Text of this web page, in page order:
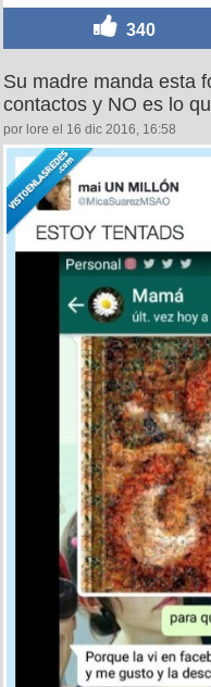
340
Su madre manda esta
contactos y NO es lo
por lore el 16 dic 2016, 16:58